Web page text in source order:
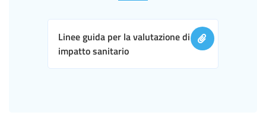
Linee guida per la valutazione di
impatto sanitario